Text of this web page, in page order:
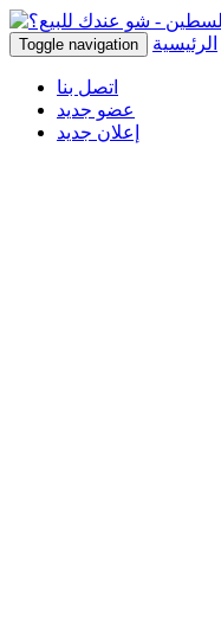
Toggle navigation الرئيسية
اتصل بنا
عضو جديد
إعلان جديد